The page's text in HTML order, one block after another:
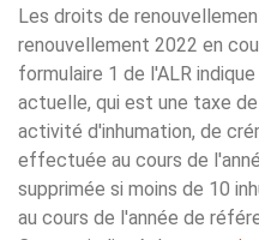
Les droits de
renouvellement 2022 en
formulaire 1 de l'ALR
actuelle, qui est une taxe
activité d'inhumation, de
effectuée au cours de
supprimée si moins de 10
au cours de l'année de